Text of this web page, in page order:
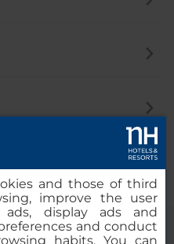
and those of third
improve the user
ads, display ads and
and conduct
habits. You can